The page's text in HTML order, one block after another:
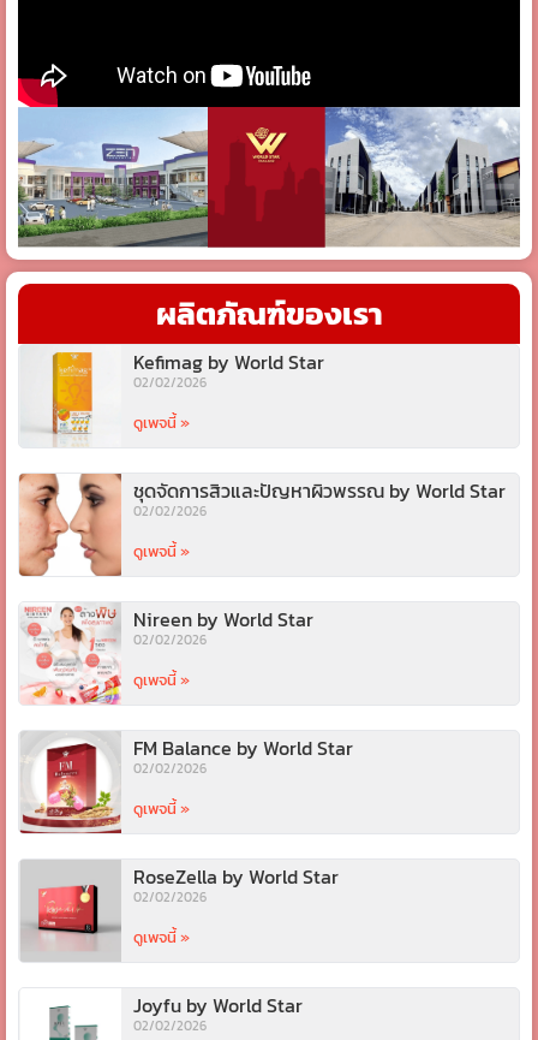
ผลิตภัณฑ์ของเรา
Kefimag by World Star
02/02/2026
ดูเพจนี้ »
ชุดจัดการสิวและปัญหาผิวพรรณ by World Star
02/02/2026
ดูเพจนี้ »
Nireen by World Star
02/02/2026
ดูเพจนี้ »
FM Balance by World Star
02/02/2026
ดูเพจนี้ »
RoseZella by World Star
02/02/2026
ดูเพจนี้ »
Joyfu by World Star
02/02/2026